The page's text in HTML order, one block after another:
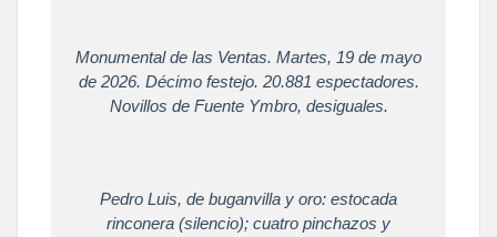
Monumental de las Ventas. Martes, 19 de mayo
de 2026. Décimo festejo. 20.881 espectadores.
Novillos de Fuente Ymbro, desiguales.
Pedro Luis, de buganvilla y oro: estocada
rinconera (silencio); cuatro pinchazos y